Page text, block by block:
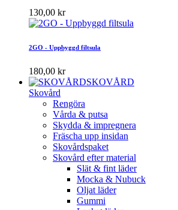
130,00 kr
2GO - Uppbyggd filtsula
180,00 kr
SKOVÅRD
Skovård
Rengöra
Vårda & putsa
Skydda & impregnera
Fräscha upp insidan
Skovårdspaket
Skovård efter material
Slät & fint läder
Mocka & Nubuck
Oljat läder
Gummi